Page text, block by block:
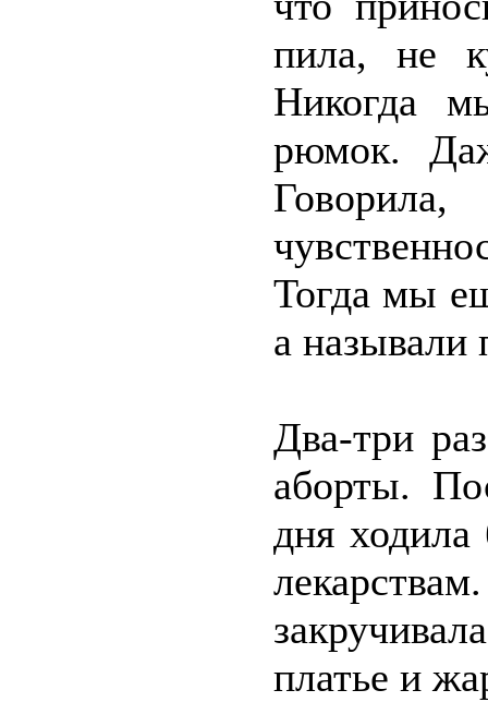
пила, не
Никогда
рюмок.
Тогда мы
а называли
Два-три
аборты.
дня ходила
платье и